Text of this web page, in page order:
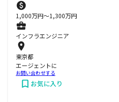
1,000万円〜1,300万円
インフラエンジニア
東京都
エージェントに
お問い合わせする
お気に入り